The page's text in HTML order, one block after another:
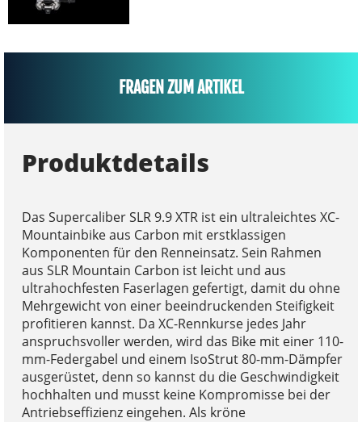
FRAGEN ZUM ARTIKEL
Produktdetails
Das Supercaliber SLR 9.9 XTR ist ein ultraleichtes XC-
Mountainbike aus Carbon mit erstklassigen
Komponenten für den Renneinsatz. Sein Rahmen
aus SLR Mountain Carbon ist leicht und aus
ultrahochfesten Faserlagen gefertigt, damit du ohne
Mehrgewicht von einer beeindruckenden Steifigkeit
profitieren kannst. Da XC-Rennkurse jedes Jahr
anspruchsvoller werden, wird das Bike mit einer 110-
mm-Federgabel und einem IsoStrut 80-mm-Dämpfer
ausgerüstet, denn so kannst du die Geschwindigkeit
hochhalten und musst keine Kompromisse bei der
Antriebseffizienz eingehen. Als kröne